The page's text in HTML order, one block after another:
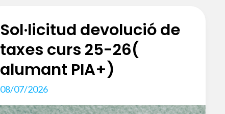
Sol·licitud devolució de
taxes curs 25-26(
alumant PIA+)
08/07/2026